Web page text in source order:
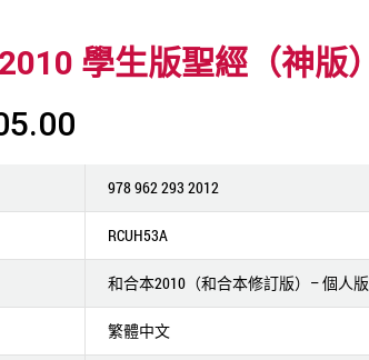
學生版聖經（神版）
978 962 293 2012
RCUH53A
和合本2010（和合本修訂版）– 個人版
繁體中文